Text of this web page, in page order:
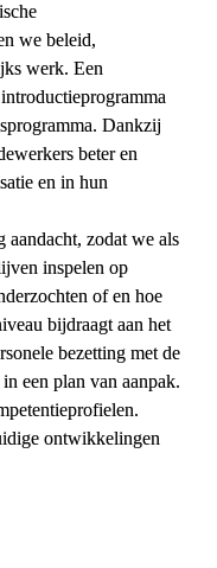
we beleid,
werk. Een
Dankzij
beter en
en in hun
aandacht, zodat we als
inspelen op
of en hoe
bijdraagt aan het
bezetting met de
een plan van aanpak.
ontwikkelingen